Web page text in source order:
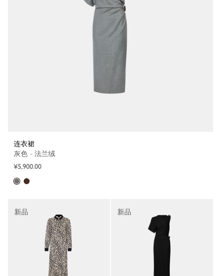
连衣裙
灰色 - 法兰绒
¥5,900.00
新品 新品